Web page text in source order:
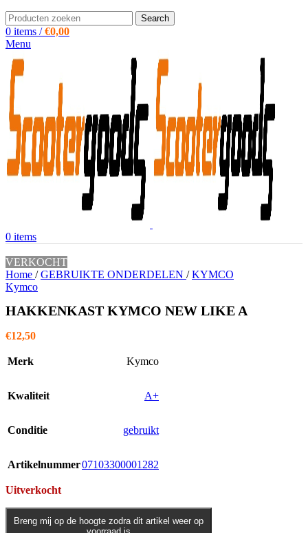
Search
0 items / €0,00
Menu
0 items
VERKOCHT
Home / GEBRUIKTE ONDERDELEN / KYMCO
Kymco
HAKKENKAST KYMCO NEW LIKE A
€12,50
Merk Kymco
Kwaliteit A+
Conditie gebruikt
Artikelnummer07103300001282
Uitverkocht
Breng mij op de hoogte zodra dit artikel weer op